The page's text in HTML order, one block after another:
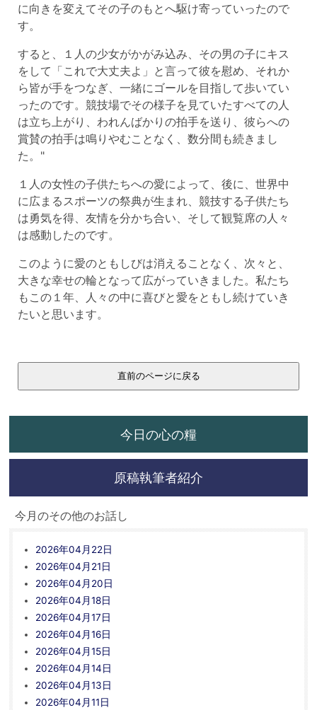
に向きを変えてその子のもとへ駆け寄っていったので
す。
すると、１人の少女がかがみ込み、その男の子にキス
をして「これで大丈夫よ」と言って彼を慰め、それか
ら皆が手をつなぎ、一緒にゴールを目指して歩いてい
ったのです。競技場でその様子を見ていたすべての人
は立ち上がり、われんばかりの拍手を送り、彼らへの
賞賛の拍手は鳴りやむことなく、数分間も続きまし
た。"
１人の女性の子供たちへの愛によって、後に、世界中
に広まるスポーツの祭典が生まれ、競技する子供たち
は勇気を得、友情を分かち合い、そして観覧席の人々
は感動したのです。
このように愛のともしびは消えることなく、次々と、
大きな幸せの輪となって広がっていきました。私たち
もこの１年、人々の中に喜びと愛をともし続けていき
たいと思います。
今日の心の糧
原稿執筆者紹介
今月のその他のお話し
2026年04月22日
2026年04月21日
2026年04月20日
2026年04月18日
2026年04月17日
2026年04月16日
2026年04月15日
2026年04月14日
2026年04月13日
2026年04月11日